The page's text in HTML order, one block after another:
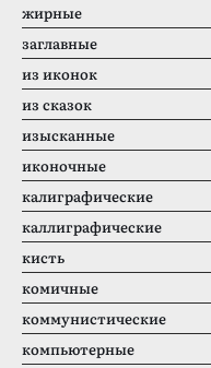
жирные
заглавные
из иконок
из сказок
изысканные
иконочные
калиграфические
каллиграфические
кисть
комичные
коммунистические
компьютерные